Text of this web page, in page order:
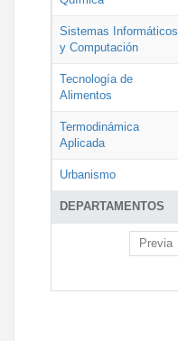
DEPARTAMENTOS
Sistemas Informáticos
y Computación
Tecnología de
Alimentos
Termodinámica
Aplicada
Urbanismo
Previa